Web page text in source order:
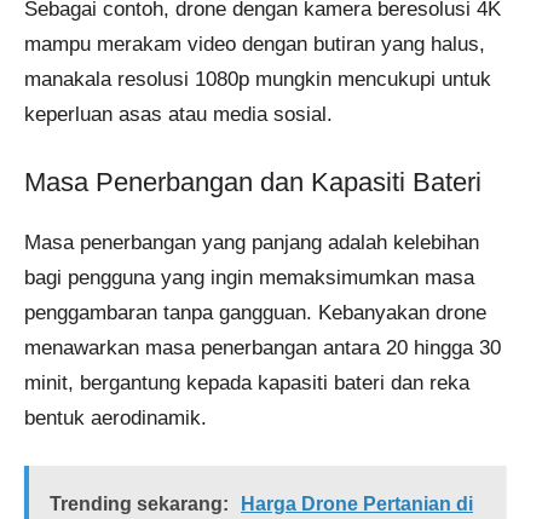
Sebagai contoh, drone dengan kamera beresolusi 4K
mampu merakam video dengan butiran yang halus,
manakala resolusi 1080p mungkin mencukupi untuk
keperluan asas atau media sosial.
Masa Penerbangan dan Kapasiti Bateri
Masa penerbangan yang panjang adalah kelebihan
bagi pengguna yang ingin memaksimumkan masa
penggambaran tanpa gangguan. Kebanyakan drone
menawarkan masa penerbangan antara 20 hingga 30
minit, bergantung kepada kapasiti bateri dan reka
bentuk aerodinamik.
Trending sekarang:
Harga Drone Pertanian di